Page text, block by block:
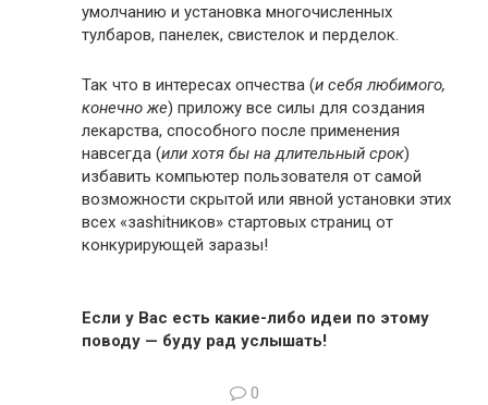
умолчанию и установка многочисленных
тулбаров, панелек, свистелок и перделок.
Так что в интересах опчества (и себя любимого,
конечно же) приложу все силы для создания
лекарства, способного после применения
навсегда (или хотя бы на длительный срок)
избавить компьютер пользователя от самой
возможности скрытой или явной установки этих
всех «заshitников» стартовых страниц от
конкурирующей заразы!
Если у Вас есть какие-либо идеи по этому
поводу — буду рад услышать!
0